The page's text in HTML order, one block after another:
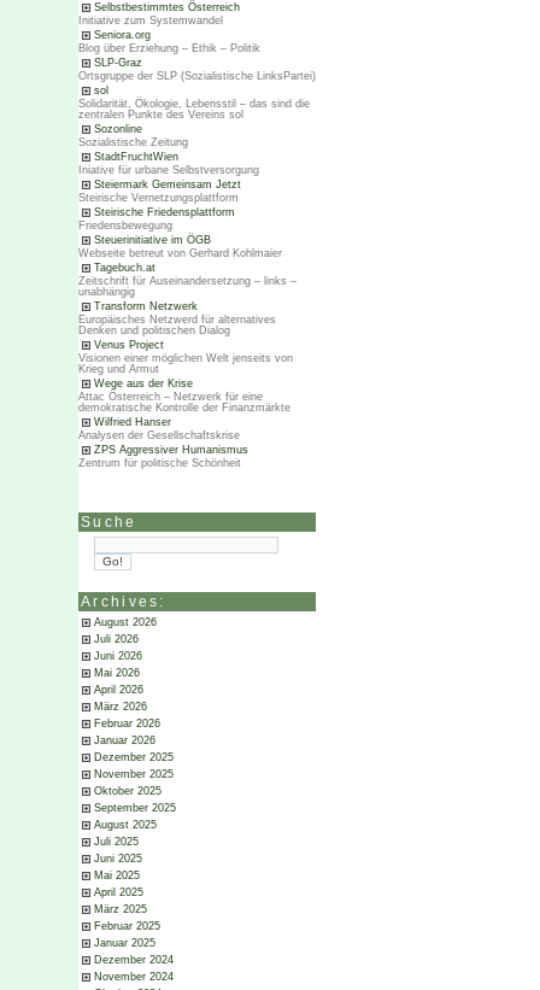
Selbstbestimmtes Österreich
Initiative zum Systemwandel
Seniora.org
Blog über Erziehung – Ethik – Politik
SLP-Graz
Ortsgruppe der SLP (Sozialistische LinksPartei)
sol
Solidarität, Ökologie, Lebensstil – das sind die
zentralen Punkte des Vereins sol
Sozonline
Sozialistische Zeitung
StadtFruchtWien
Iniative für urbane Selbstversorgung
Steiermark Gemeinsam Jetzt
Steirische Vernetzungsplattform
Steirische Friedensplattform
Friedensbewegung
Steuerinitiative im ÖGB
Webseite betreut von Gerhard Kohlmaier
Tagebuch.at
Zeitschrift für Auseinandersetzung – links –
unabhängig
Transform Netzwerk
Europäisches Netzwerd für alternatives
Denken und politischen Dialog
Venus Project
Visionen einer möglichen Welt jenseits von
Krieg und Armut
Wege aus der Krise
Attac Österreich – Netzwerk für eine
demokratische Kontrolle der Finanzmärkte
Wilfried Hanser
Analysen der Gesellschaftskrise
ZPS Aggressiver Humanismus
Zentrum für politische Schönheit
Suche
Archives:
August 2026
Juli 2026
Juni 2026
Mai 2026
April 2026
März 2026
Februar 2026
Januar 2026
Dezember 2025
November 2025
Oktober 2025
September 2025
August 2025
Juli 2025
Juni 2025
Mai 2025
April 2025
März 2025
Februar 2025
Januar 2025
Dezember 2024
November 2024